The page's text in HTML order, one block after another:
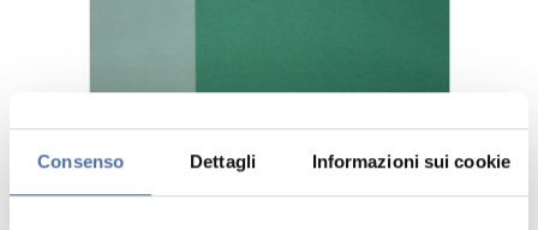
Consenso Dettagli Informazioni sui cookie